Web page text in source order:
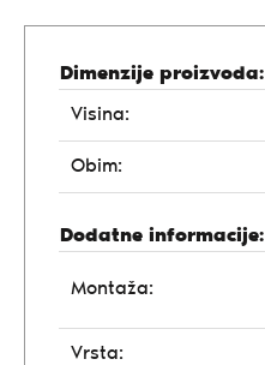
Dimenzije proizvoda:
Visina:
Obim:
Dodatne informacije:
Montaža:
Vrsta: